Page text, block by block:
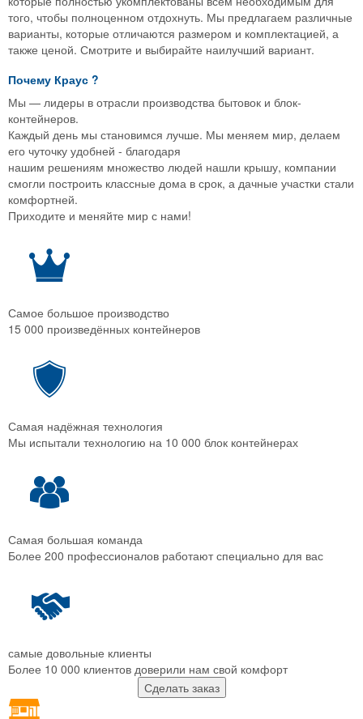
того, чтобы полноценном отдохнуть. Мы предлагаем различные
варианты, которые отличаются размером и комплектацией, а
также ценой. Смотрите и выбирайте наилучший вариант.
Почему Краус ?
Мы — лидеры в отрасли производства бытовок и блок-
контейнеров.
Каждый день мы становимся лучше. Мы меняем мир, делаем
его чуточку удобней - благодаря
нашим решениям множество людей нашли крышу, компании
смогли построить классные дома в срок, а дачные участки стали
комфортней.
Приходите и меняйте мир с нами!
Самое большое производство
15 000 произведённых контейнеров
Самая надёжная технология
Мы испытали технологию на 10 000 блок контейнерах
Самая большая команда
Более 200 профессионалов работают специально для вас
самые довольные клиенты
Более 10 000 клиентов доверили нам свой комфорт
Сделать заказ